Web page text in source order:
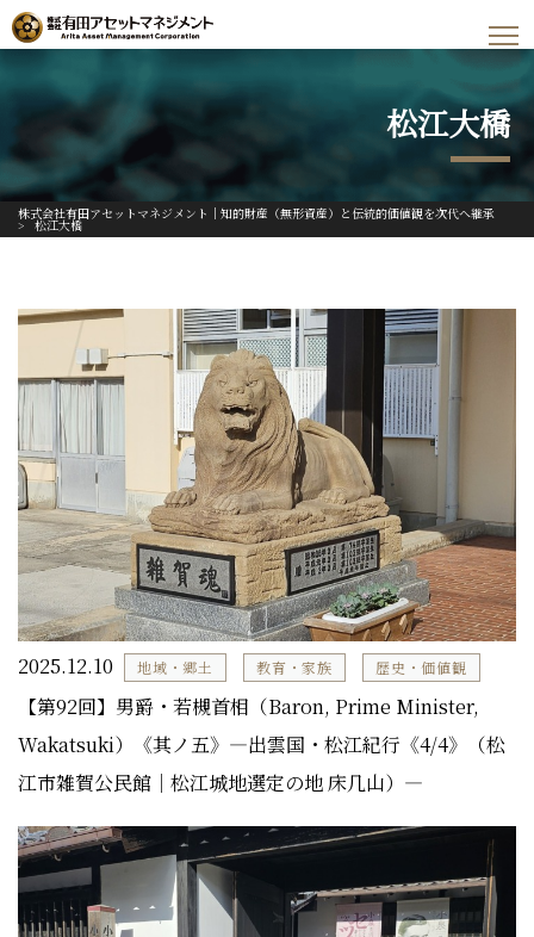
松江大橋
株式会社有田アセットマネジメント｜知的財産（無形資産）と伝統的価値観を次代へ継承
> 松江大橋
2025.12.10 地域・郷土 教育・家族 歴史・価値観
【第92回】男爵・若槻首相（Baron, Prime Minister,
Wakatsuki）《其ノ五》―出雲国・松江紀行《4/4》（松
江市雑賀公民館｜松江城地選定の地 床几山）―